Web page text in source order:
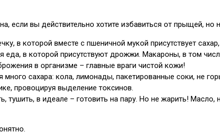
если вы действительно хотите избавиться от прыщей, но
в которой вместе с пшеничной мукой присутствует
еда, в которой присутствуют дрожжи. Макароны, в том
в организме – главные враги чистой кожи!
много сахара: кола, лимонады, пакетированные соки, не
провоцируя выделение токсинов.
тушить, в идеале – готовить на пару. Но не жарить!